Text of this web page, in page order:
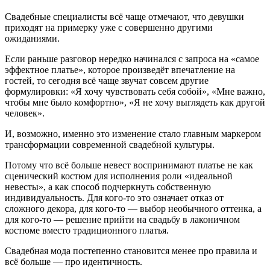
Свадебные специалисты всё чаще отмечают, что девушки
приходят на примерку уже с совершенно другими
ожиданиями.
Если раньше разговор нередко начинался с запроса на «самое
эффектное платье», которое произведёт впечатление на
гостей, то сегодня всё чаще звучат совсем другие
формулировки: «Я хочу чувствовать себя собой», «Мне важно,
чтобы мне было комфортно», «Я не хочу выглядеть как другой
человек».
И, возможно, именно это изменение стало главным маркером
трансформации современной свадебной культуры.
Потому что всё больше невест воспринимают платье не как
сценический костюм для исполнения роли «идеальной
невесты», а как способ подчеркнуть собственную
индивидуальность. Для кого-то это означает отказ от
сложного декора, для кого-то — выбор необычного оттенка, а
для кого-то — решение прийти на свадьбу в лаконичном
костюме вместо традиционного платья.
Свадебная мода постепенно становится менее про правила и
всё больше — про идентичность.